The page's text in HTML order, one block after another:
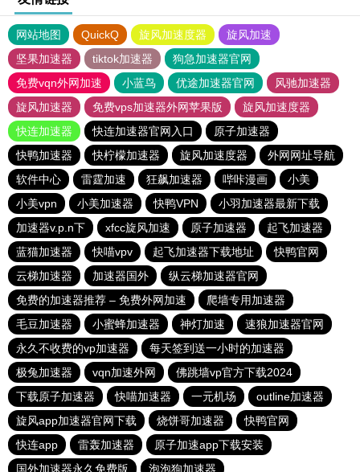
网站地图 QuickQ 旋风加速度器
旋风加速
坚果加速器
tiktok加速器
狗急加速器官网
免费vqn外网加速
小蓝鸟 优途加速器官网
风驰加速器
旋风加速器
免费vps加速器外网苹果版
旋风加速度器
快连加速器
快连加速器官网入口
原子加速器
快鸭加速器
快柠檬加速器 旋风加速度器
外网网址导航
软件中心
雷霆加速 狂飙加速器 哔咔漫画
小美
小美vpn
小美加速器 快鸭VPN
小羽加速器最新下载
加速器v.p.n下
xfcc旋风加速 原子加速器
起飞加速器
蓝猫加速器
快喵vpv 起飞加速器下载地址
快鸭官网
云梯加速器
加速器国外
纵云梯加速器官网
免费的加速器推荐 – 免费外网加速
爬墙专用加速器
毛豆加速器
小蜜蜂加速器 神灯加速
速狼加速器官网
永久不收费的vp加速器
每天签到送一小时的加速器
极兔加速器
vqn加速外网
佛跳墙vp官方下载2024
下载原子加速器
快喵加速器 一元机场
outline加速器
旋风app加速器官网下载
烧饼哥加速器
快鸭官网
快连app
雷轰加速器
原子加速app下载安装
国外加速器永久免费版
泡泡狗加速器